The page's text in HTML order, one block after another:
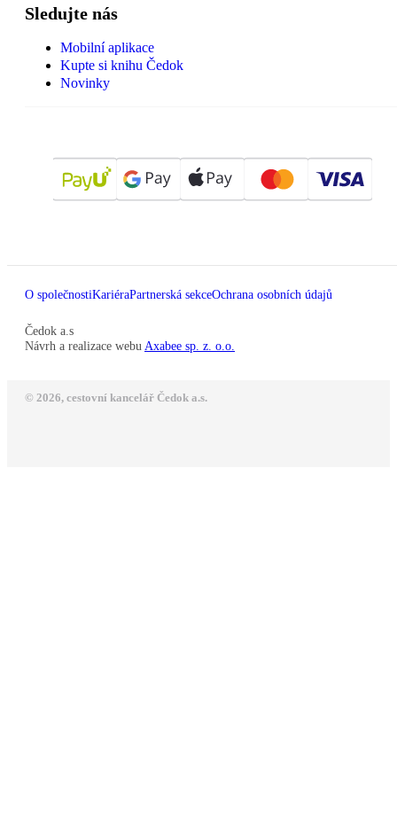
Sledujte nás
Mobilní aplikace
Kupte si knihu Čedok
Novinky
O společnostiKariéraPartnerská sekceOchrana osobních údajů
Čedok a.s
Návrh a realizace webu Axabee sp. z. o.o.
© 2026, cestovní kancelář Čedok a.s.